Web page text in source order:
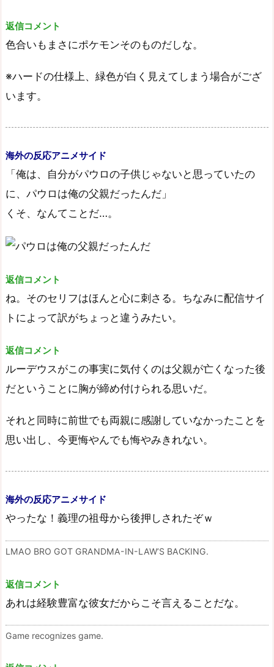
返信コメント
色合いもまさにポケモンそのものだしな。
※ハードの仕様上、緑色が白く見えてしまう場合がござ
います。
海外の反応アニメサイド
「俺は、自分がパウロの子供じゃないと思っていたの
に、パウロは俺の父親だったんだ」
くそ、なんてことだ…。
返信コメント
ね。そのセリフはほんと心に刺さる。ちなみに配信サイ
トによって訳がちょっと違うみたい。
返信コメント
ルーデウスがこの事実に気付くのは父親が亡くなった後
だということに胸が締め付けられる思いだ。
それと同時に前世でも両親に感謝していなかったことを
思い出し、今更悔やんでも悔やみきれない。
海外の反応アニメサイド
やったな！義理の祖母から後押しされたぞｗ
LMAO BRO GOT GRANDMA-IN-LAW’S BACKING.
返信コメント
あれは経験豊富な彼女だからこそ言えることだな。
Game recognizes game.